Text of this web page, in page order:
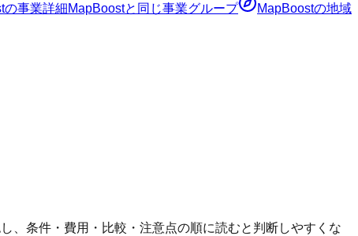
の事業詳細MapBoostと同じ事業グループ MapBoostの地域
、条件・費用・比較・注意点の順に読むと判断しやすくな